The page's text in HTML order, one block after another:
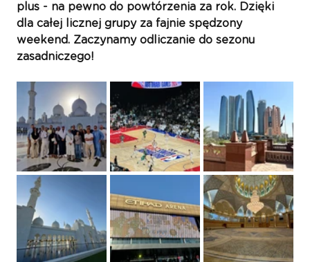
plus - na pewno do powtórzenia za rok. Dzięki
dla całej licznej grupy za fajnie spędzony
weekend. Zaczynamy odliczanie do sezonu
zasadniczego!